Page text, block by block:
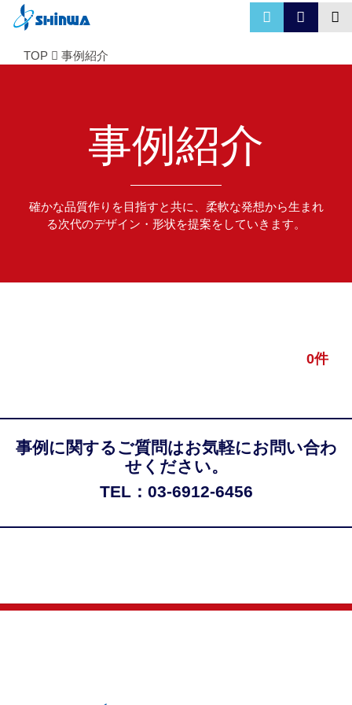
TOP 事例紹介
事例紹介
確かな品質作りを目指すと共に、柔軟な発想から生まれ
る次代のデザイン・形状を提案をしていきます。
0件
事例に関するご質問はお気軽にお問い合わ
せください。
TEL：03-6912-6456